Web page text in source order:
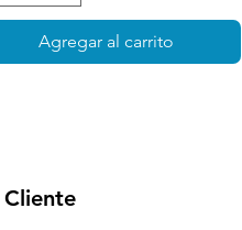
Agregar al carrito